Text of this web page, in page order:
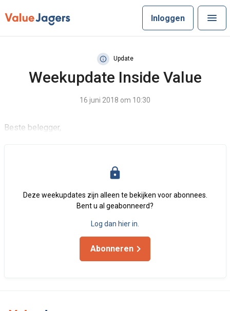
Inloggen
Update
Weekupdate Inside Value
16 juni 2018 om 10:30
Beste belegger,
Deze weekupdates zijn alleen te bekijken voor abonnees.
Bent u al geabonneerd?
Log dan hier in.
Abonneren